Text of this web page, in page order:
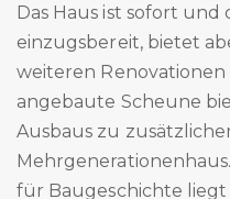
Das Haus ist sofort
einzugsbereit, bietet
weiteren
angebaute Scheune
Ausbaus zu
für Baugeschichte